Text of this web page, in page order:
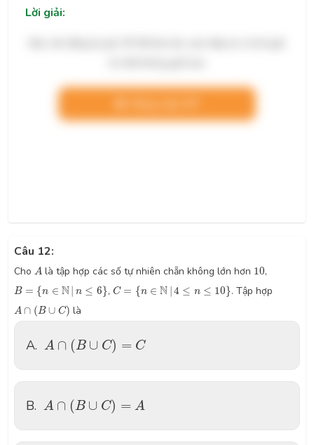
Lời giải:
Câu 12:
Cho A
A là tập hợp các số tự nhiên chẵn không lớn hơn 10
10,
B = {n ∈ N n ≤ 6}
B= ∈N|n≤6 } , C = {n ∈ N 4 ≤ n ≤ 10}
C= ∈N|4≤n ≤10 . Tập hợp
A ∩ (B ∪ C)
A ∩( B∪C là
A. A ∩ (B ∪ C) = C
A ∩( B∪C =C
B. A ∩ (B ∪ C) = A
A ∩( B∪C =A